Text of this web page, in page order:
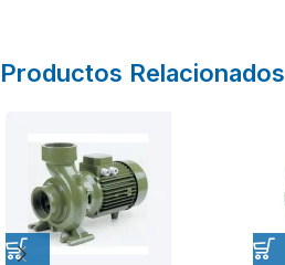
Productos Relacionados